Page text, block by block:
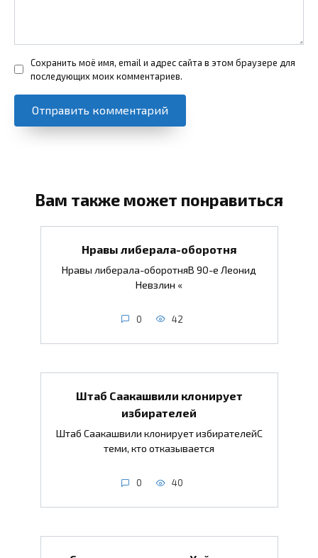
Сохранить моё имя, email и адрес сайта в этом браузере для
последующих моих комментариев.
Вам также может понравиться
Нравы либерала-оборотня
Нравы либерала-оборотняВ 90-е Леонид
Невзлин «
0 42
Штаб Саакашвили клонирует
избирателей
Штаб Саакашвили клонирует избирателейС
теми, кто отказывается
0 40